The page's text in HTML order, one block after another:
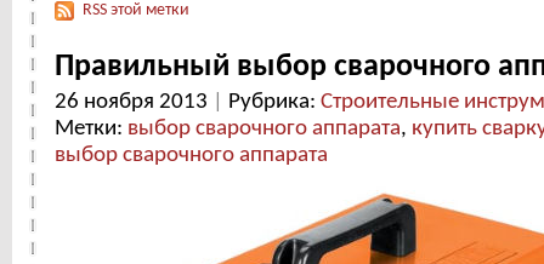
RSS этой метки
Правильный выбор сварочного
26 ноября 2013 Рубрика: Строительные
Метки: выбор сварочного аппарата, купить
выбор сварочного аппарата